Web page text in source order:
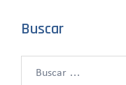
Buscar